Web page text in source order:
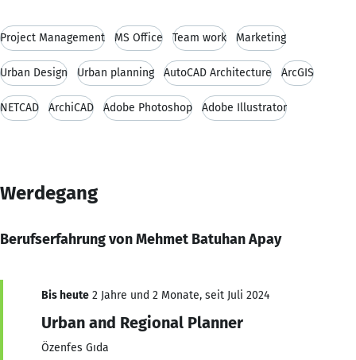
Project Management MS Office Team work Marketing
Urban Design Urban planning AutoCAD Architecture ArcGIS
NETCAD ArchiCAD Adobe Photoshop Adobe Illustrator
Werdegang
Berufserfahrung von Mehmet Batuhan Apay
Bis heute 2 Jahre und 2 Monate, seit Juli 2024
Urban and Regional Planner
Özenfes Gıda